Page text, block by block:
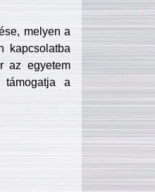
melyen a
kapcsolatba
az egyetem
a